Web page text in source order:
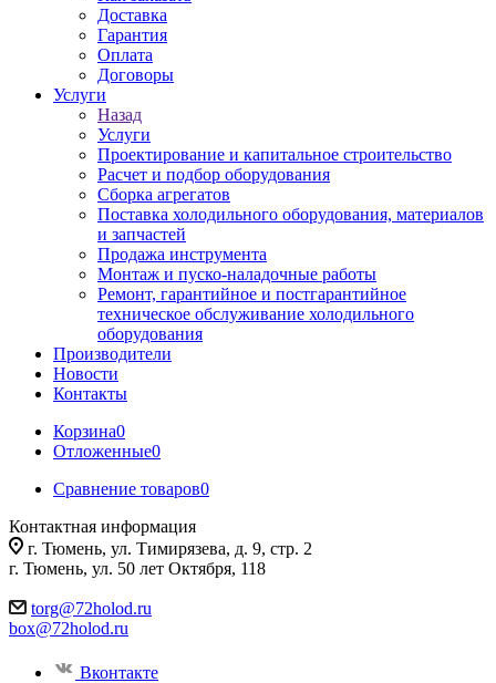
Доставка
Гарантия
Оплата
Договоры
Услуги
Назад
Услуги
Проектирование и капитальное строительство
Расчет и подбор оборудования
Сборка агрегатов
Поставка холодильного оборудования, материалов
и запчастей
Продажа инструмента
Монтаж и пуско-наладочные работы
Ремонт, гарантийное и постгарантийное
техническое обслуживание холодильного
оборудования
Производители
Новости
Контакты
Корзина0
Отложенные0
Сравнение товаров0
Контактная информация
г. Тюмень, ул. Тимирязева, д. 9, стр. 2
г. Тюмень, ул. 50 лет Октября, 118
torg@72holod.ru
box@72holod.ru
Вконтакте